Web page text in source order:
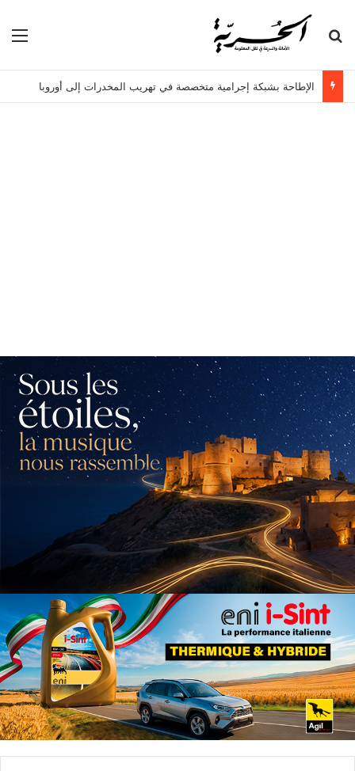
بحث عن
الإطاحة بشبكة إجرامية متخصصة في تهريب المخدرات إلى أوروبا